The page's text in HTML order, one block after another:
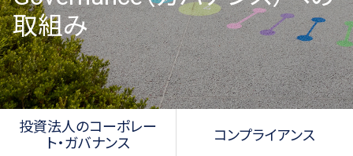
取組み
投資法人のコーポレー
ト・ガバナンス
コンプライアンス